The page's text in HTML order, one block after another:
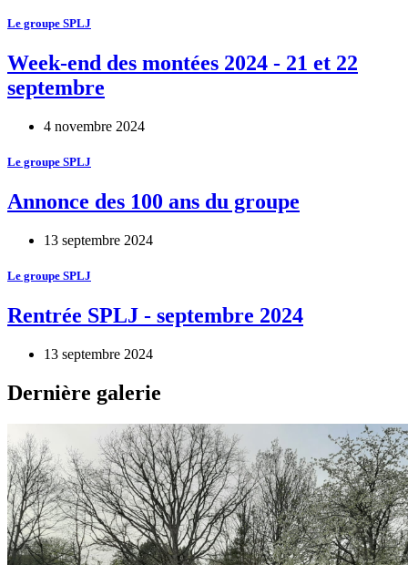
Le groupe SPLJ
Week-end des montées 2024 - 21 et 22
septembre
4 novembre 2024
Le groupe SPLJ
Annonce des 100 ans du groupe
13 septembre 2024
Le groupe SPLJ
Rentrée SPLJ - septembre 2024
13 septembre 2024
Dernière galerie